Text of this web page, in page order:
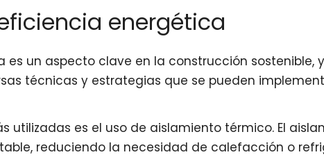
energética
es un aspecto clave en la construcción
técnicas y estrategias que se pueden
utilizadas es el uso de aislamiento térmico. El
reduciendo la necesidad de calefacción o